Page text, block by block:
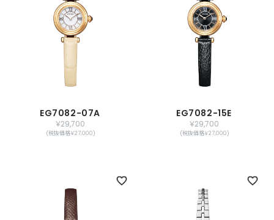
EG7082-07A
￥29,700
(税抜価格￥27,000)
EG7082-15E
￥29,700
(税抜価格￥27,000)